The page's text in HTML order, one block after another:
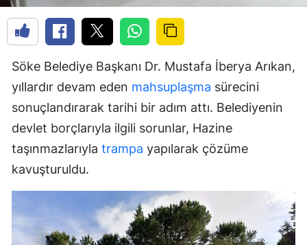
Söke Belediye Başkanı Dr. Mustafa İberya Arıkan,
yıllardır devam eden mahsuplaşma sürecini
sonuçlandırarak tarihi bir adım attı. Belediyenin
devlet borçlarıyla ilgili sorunlar, Hazine
taşınmazlarıyla trampa yapılarak çözüme
kavuşturuldu.